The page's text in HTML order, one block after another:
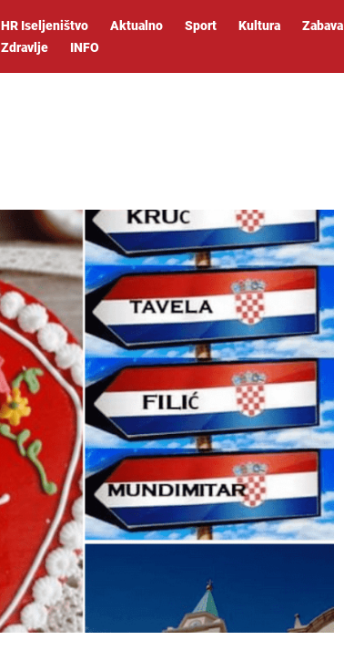
HR Iseljeništvo Aktualno Sport Kultura Zabava
Zdravlje
INFO